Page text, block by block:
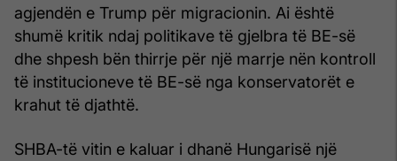
agjendën e Trump për migracionin. Ai është
shumë kritik ndaj politikave të gjelbra të BE-së
dhe shpesh bën thirrje për një marrje nën kontroll
të institucioneve të BE-së nga konservatorët e
krahut të djathtë.
SHBA-të vitin e kaluar i dhanë Hungarisë një